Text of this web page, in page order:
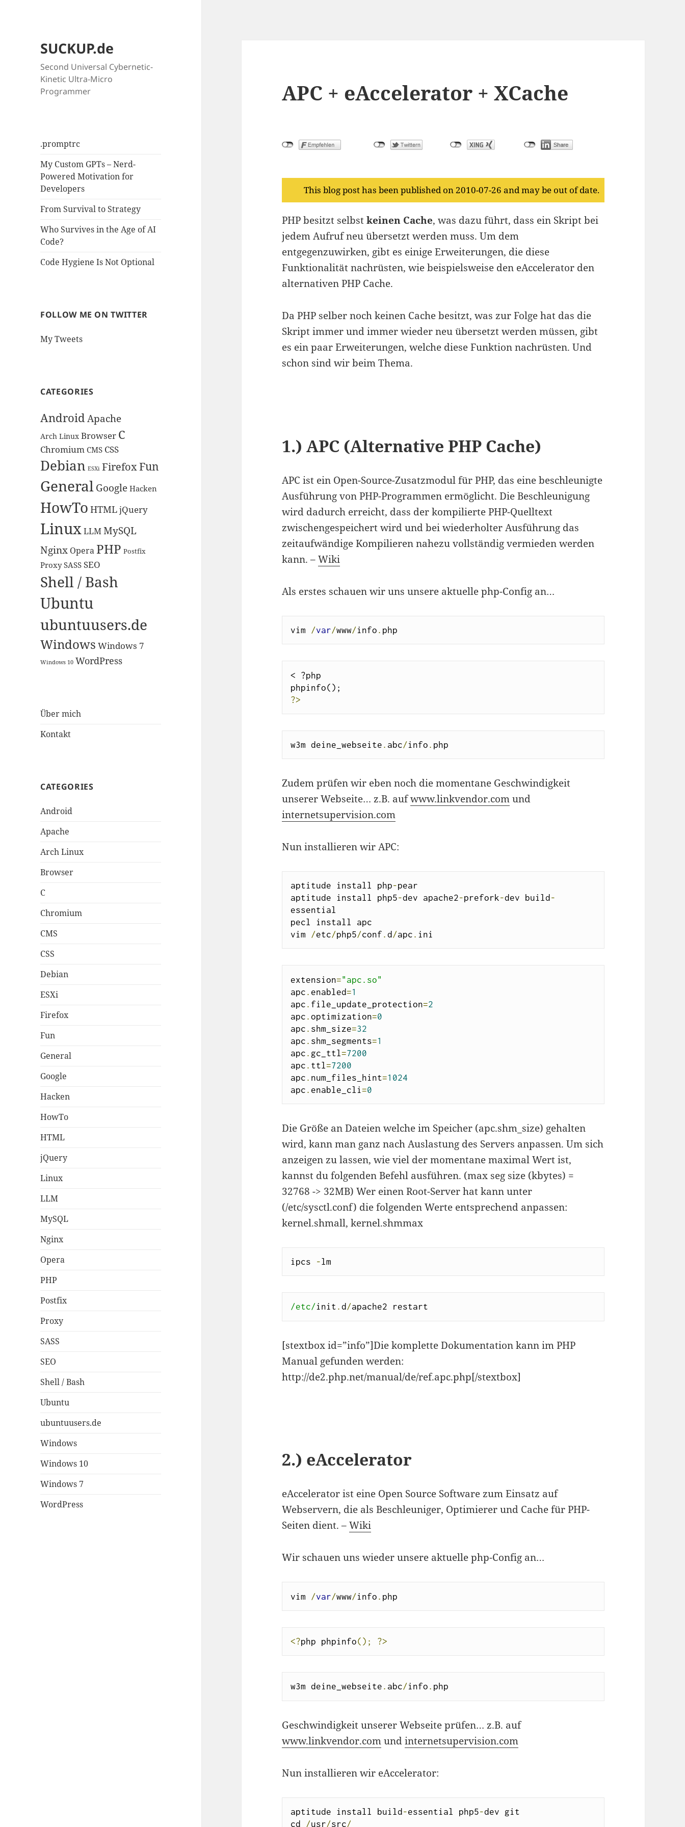
SUCKUP.de
Second Universal Cybernetic-
Kinetic Ultra-Micro
Programmer
.promptrc
My Custom GPTs – Nerd-
Powered Motivation for
Developers
From Survival to Strategy
Who Survives in the Age of AI
Code?
Code Hygiene Is Not Optional
FOLLOW ME ON TWITTER
My Tweets
CATEGORIES
AndroidApache
Arch Linux Browser C
Chromium CMS CSS
Debian ESXi FirefoxFun
GeneralGoogle Hacken
HowTo HTMLjQuery
LinuxLLMMySQL
Nginx Opera PHP Postfix
Proxy SASS SEO
Shell / Bash
Ubuntu
ubuntuusers.de
Windows Windows 7
Windows 10 WordPress
Über mich
Kontakt
CATEGORIES
Android
Apache
Arch Linux
Browser
C
Chromium
CMS
CSS
Debian
ESXi
Firefox
Fun
General
Google
Hacken
HowTo
HTML
jQuery
Linux
LLM
MySQL
Nginx
Opera
PHP
Postfix
Proxy
SASS
SEO
Shell / Bash
Ubuntu
ubuntuusers.de
Windows
Windows 10
Windows 7
WordPress
APC + eAccelerator + XCache
This blog post has been published on 2010-07-26 and may be out of date.
PHP besitzt selbstkeinen Cache, was dazu führt, dass ein Skript bei
jedem Aufruf neu übersetzt werden muss. Um dem
entgegenzuwirken, gibt es einige Erweiterungen, die diese
Funktionalität nachrüsten, wie beispielsweise den eAccelerator den
alternativen PHP Cache.
Da PHP selber noch keinen Cache besitzt, was zur Folge hat das die
Skript immer und immer wieder neu übersetzt werden müssen, gibt
es ein paar Erweiterungen, welche diese Funktion nachrüsten. Und
schon sind wir beim Thema.
1.) APC (Alternative PHP Cache)
APC ist ein Open-Source-Zusatzmodul für PHP, das eine beschleunigte
Ausführung von PHP-Programmen ermöglicht. Die Beschleunigung
wird dadurch erreicht, dass der kompilierte PHP-Quelltext
zwischengespeichert wird und bei wiederholter Ausführung das
zeitaufwändige Kompilieren nahezu vollständig vermieden werden
kann. –Wiki
Als erstes schauen wir uns unsere aktuelle php-Config an…
vim /var/www/info . php
< ?php
?>
w3m deine_webseite . abc/info . php
Zudem prüfen wir eben noch die momentane Geschwindigkeit
unserer Webseite… z.B. aufwww.linkvendor.comund
internetsupervision.com
Nun installieren wir APC:
aptitude install php-pear
aptitude install php5-dev apache2-prefork-dev build -
essential
pecl install apc
vim /etc/php5/conf . d /apc . ini
extension="apc.so"
apc . enabled=1
apc . file_update_protection=2
apc . optimization=0
apc . shm_size=32
apc . shm_segments=1
apc . gc_ttl=7200
apc . ttl=7200
apc . num_files_hint=1024
apc . enable_cli=0
Die Größe an Dateien welche im Speicher (apc.shm_size) gehalten
wird, kann man ganz nach Auslastung des Servers anpassen. Um sich
anzeigen zu lassen, wie viel der momentane maximal Wert ist,
kannst du folgenden Befehl ausführen. (max seg size (kbytes) =
32768 -> 32MB) Wer einen Root-Server hat kann unter
(/etc/sysctl.conf) die folgenden Werte entsprechend anpassen:
kernel.shmall, kernel.shmmax
ipcs -lm
/etc/init . d /apache2 restart
[stextbox id=”info”]Die komplette Dokumentation kann im PHP
Manual gefunden werden:
http://de2.php.net/manual/de/ref.apc.php[/stextbox]
2.) eAccelerator
eAccelerator ist eine Open Source Software zum Einsatz auf
Webservern, die als Beschleuniger, Optimierer und Cache für PHP-
Seiten dient. –Wiki
Wir schauen uns wieder unsere aktuelle php-Config an…
vim /var/www/info . php
<?php phpinfo(); ?>
w3m deine_webseite . abc/info . php
Geschwindigkeit unserer Webseite prüfen… z.B. auf
www.linkvendor.comundinternetsupervision.com
Nun installieren wir eAccelerator:
aptitude install build-essential php5-dev git
cd
/usr/src/